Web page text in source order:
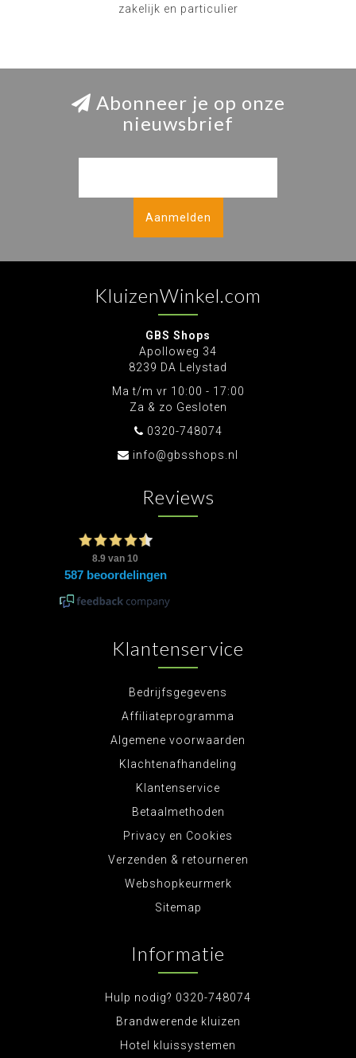
zakelijk en particulier
Abonneer je op onze
nieuwsbrief
Aanmelden
KluizenWinkel.com
GBS Shops
Apolloweg 34
8239 DA Lelystad
Ma t/m vr 10:00 - 17:00
Za & zo Gesloten
0320-748074
info@gbsshops.nl
Reviews
Klantenservice
Bedrijfsgegevens
Affiliateprogramma
Algemene voorwaarden
Klachtenafhandeling
Klantenservice
Betaalmethoden
Privacy en Cookies
Verzenden & retourneren
Webshopkeurmerk
Sitemap
Informatie
Hulp nodig? 0320-748074
Brandwerende kluizen
Hotel kluissystemen